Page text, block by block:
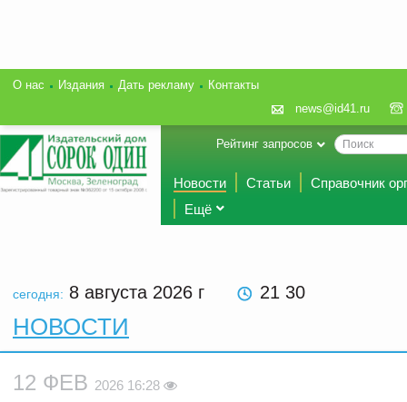
О нас Издания Дать рекламу
Контакты
news@id41.ru
Рейтинг запросов
Новости Статьи
Справочник
Ещё
сегодня: 8 августа 2026 г 21 30
НОВОСТИ
12 ФЕВ 2026 16:28